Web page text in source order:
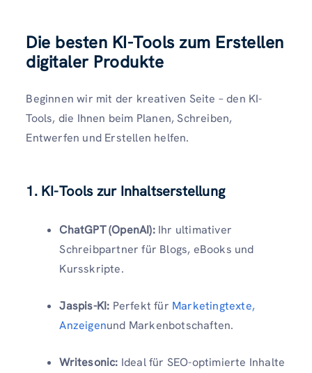
Die besten KI-Tools zum Erstellen
digitaler Produkte
Beginnen wir mit der kreativen Seite – den KI-
Tools, die Ihnen beim Planen, Schreiben,
Entwerfen und Erstellen helfen.
1. KI-Tools zur Inhaltserstellung
ChatGPT (OpenAI):Ihr ultimativer
Schreibpartner für Blogs, eBooks und
Kursskripte.
Jaspis-KI: Perfekt für Marketingtexte,
Anzeigenund Markenbotschaften.
Writesonic: Ideal für SEO-optimierte Inhalte